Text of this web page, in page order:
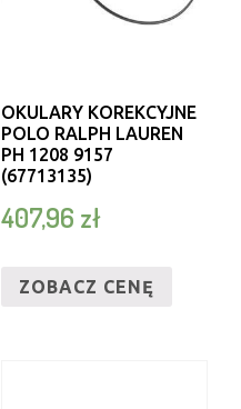
OKULARY KOREKCYJNE
POLO RALPH LAUREN
PH 1208 9157
(67713135)
407,96 zł
ZOBACZ CENĘ